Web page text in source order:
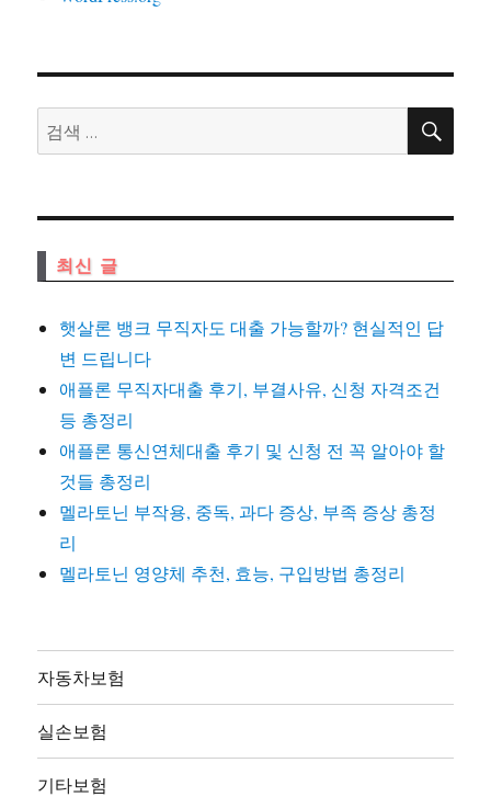
검
색:
검
최신 글
햇살론 뱅크 무직자도 대출 가능할까? 현실적인 답
변 드립니다
애플론 무직자대출 후기, 부결사유, 신청 자격조건
등 총정리
애플론 통신연체대출 후기 및 신청 전 꼭 알아야 할
것들 총정리
멜라토닌 부작용, 중독, 과다 증상, 부족 증상 총정
리
멜라토닌 영양체 추천, 효능, 구입방법 총정리
자동차보험
실손보험
기타보험